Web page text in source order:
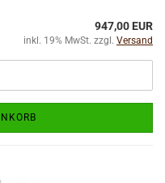
947,00 EUR
inkl. 19% MwSt. zzgl. Versand